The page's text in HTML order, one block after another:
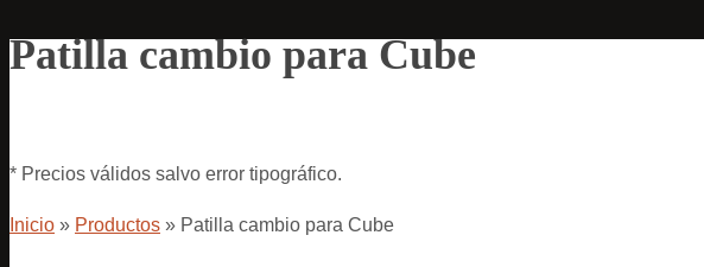
Patilla cambio para Cube
* Precios válidos salvo error tipográfico.
Inicio » Productos » Patilla cambio para Cube